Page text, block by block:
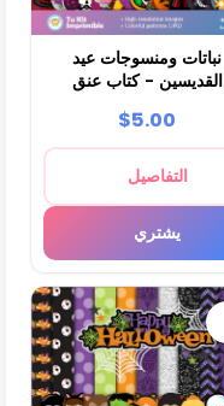
نباتات ومنسوجات عيد
القديسين - كتاب عنق
$5.00
التفاصيل
يشتري